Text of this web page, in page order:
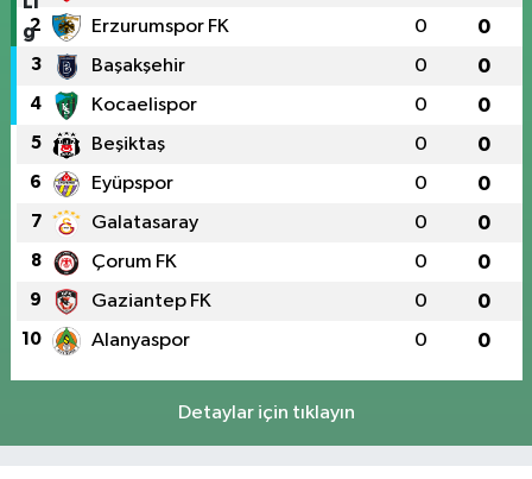
2 Erzurumspor FK 0 0
3 Başakşehir 0 0
4 Kocaelispor 0 0
5 Beşiktaş 0 0
6 Eyüpspor 0 0
7 Galatasaray 0 0
8 Çorum FK 0 0
9 Gaziantep FK 0 0
10 Alanyaspor 0 0
Detaylar için tıklayın